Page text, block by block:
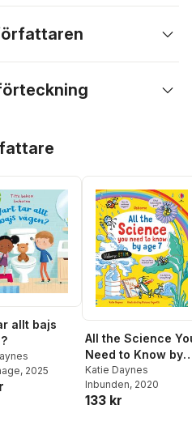
allt bajs
, 2025
All the Science
Need to Know by
Age 7
Katie Daynes
Inbunden, 2020
133 kr